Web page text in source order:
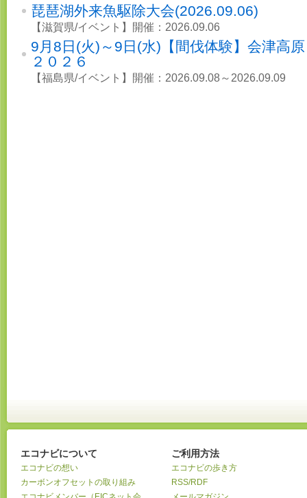
琵琶湖外来魚駆除大会(2026.09.06)
【滋賀県/イベント】開催：2026.09.06
9月8日(火)～9日(水)【間伐体験】会津高
２０２６
【福島県/イベント】開催：2026.09.08～2026.09.09
エコナビについて
エコナビの想い
カーボンオフセットの取り組み
ご利用方法
エコナビの歩き方
RSS/RDF